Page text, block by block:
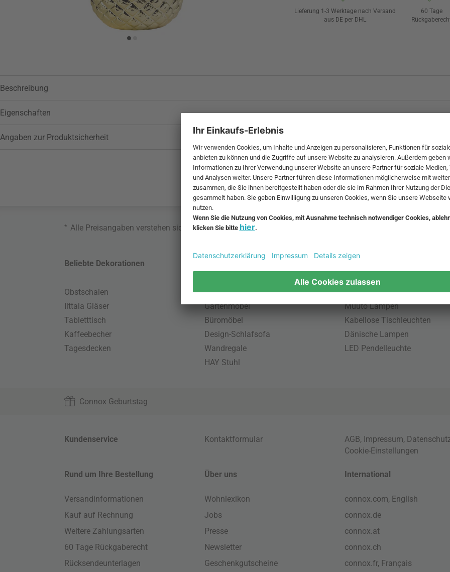
Lieferung 1-3 Werktage nach Versand
aus DE per DHL
60 Tage
Beschreibung
Eigenschaften
Angaben zur Produktsicherheit
* Alle Preisangaben verstehen sich inklusive MwSt. und zzgl.
Beliebte Dekorationen
Obstschalen
Iittala Gläser
Tabletttisch
Kaffeebecher
Tagesdecken
Skandinavische Möbel
Gartenmöbel
Büromöbel
Design-Schlafsofa
Wandregale
HAY Stuhl
Pendellampe für Außen
Muuto Lampen
Kabellose Tischleuchten
Dänische Lampen
LED Pendelleuchte
Connox Geburtstag
Kundenservice Kontaktformular AGB, Impressum,
Cookie-Einstellungen
Rund um Ihre Bestellung
Versandinformationen
Kauf auf Rechnung
Weitere Zahlungsarten
60 Tage Rückgaberecht
Rücksendeunterlagen
Über uns
Wohnlexikon
Jobs
Presse
Newsletter
Geschenkgutscheine
International
connox.com, English
connox.de
connox.at
connox.ch
connox.fr, Français